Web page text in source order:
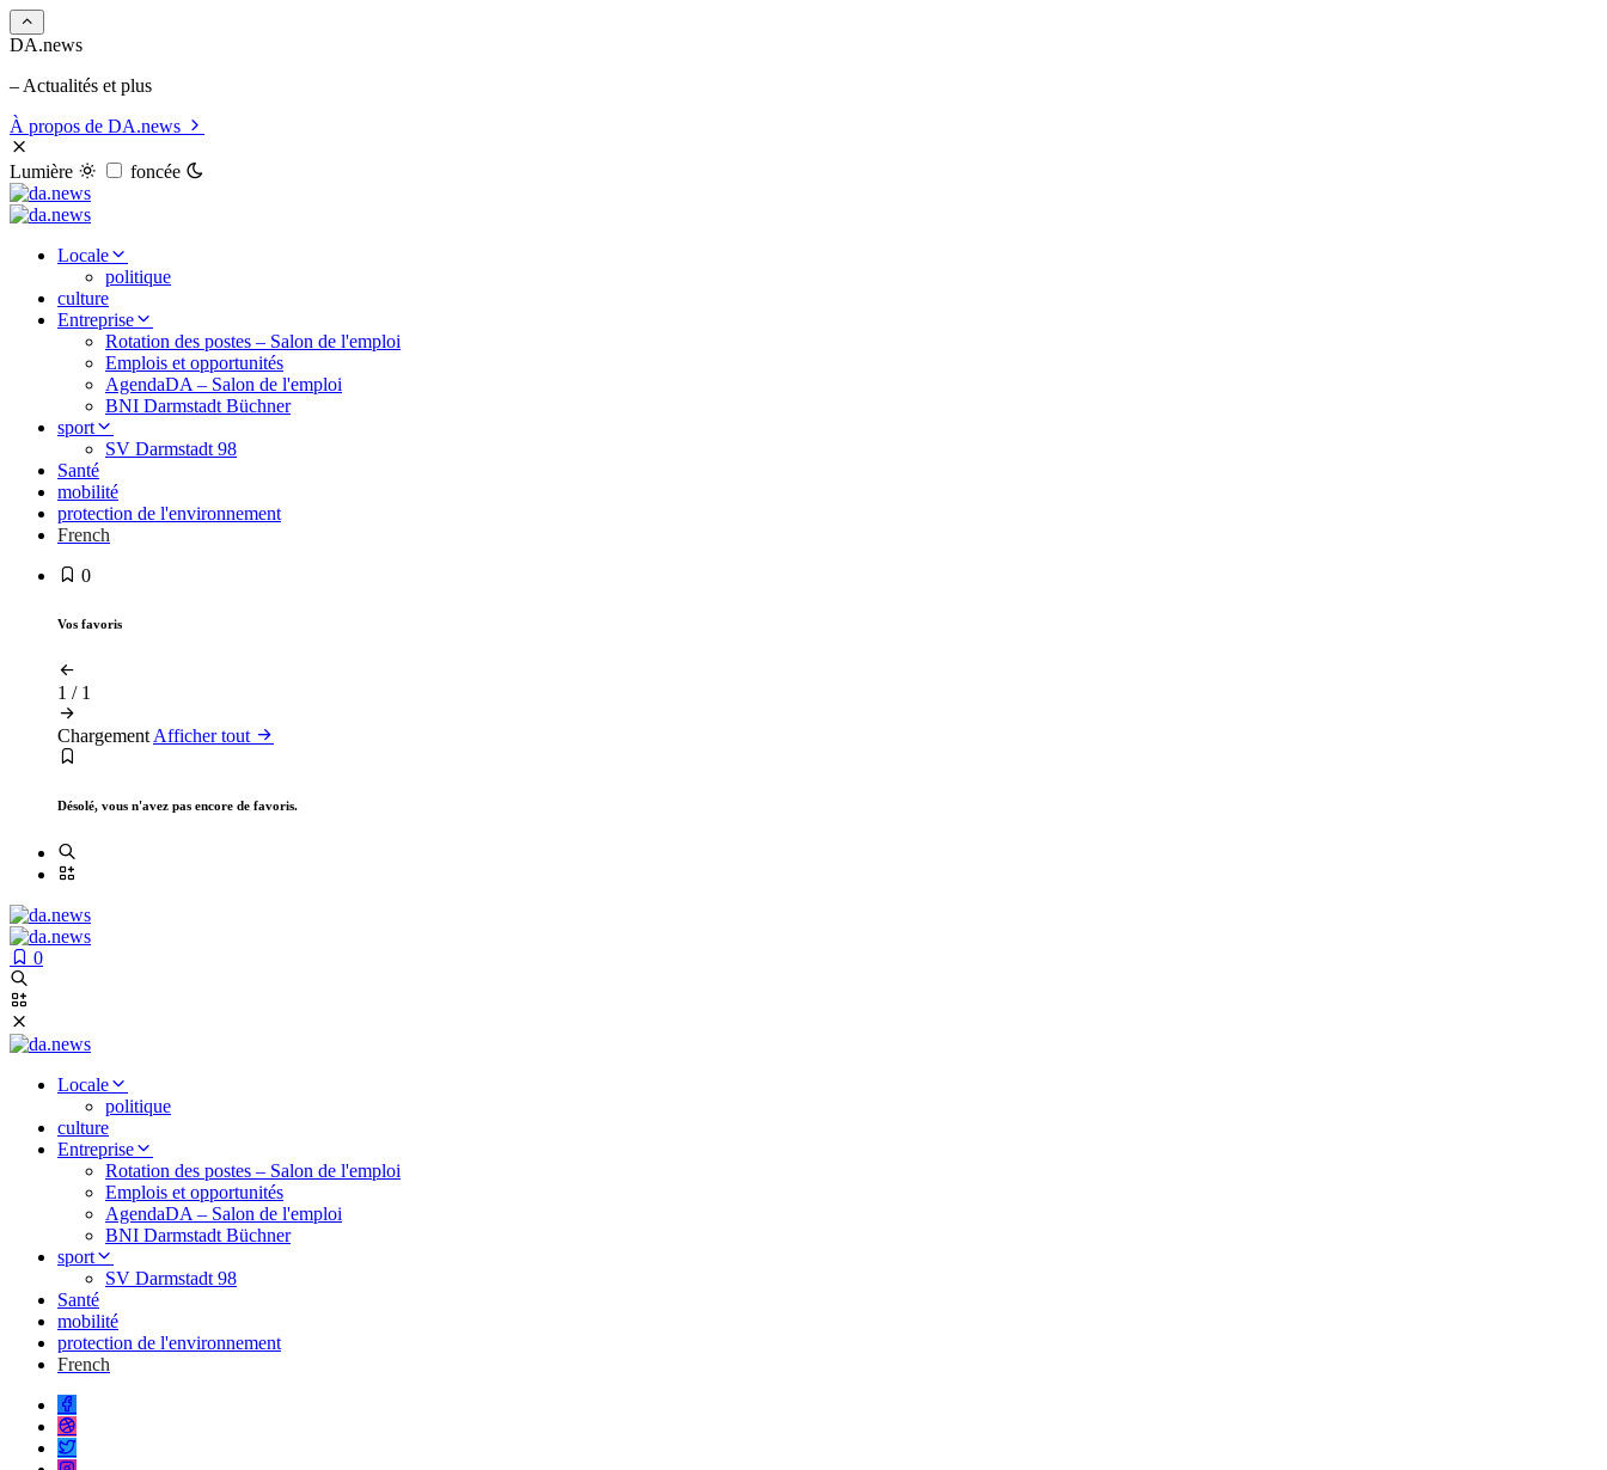
DA.news
– Actualités et plus
À propos de DA.news
Lumière foncée
Locale
politique
culture
Entreprise
Rotation des postes – Salon de l'emploi
Emplois et opportunités
AgendaDA – Salon de l'emploi
BNI Darmstadt Büchner
sport
SV Darmstadt 98
Santé
mobilité
protection de l'environnement
French
0
Vos favoris
1 / 1
Chargement Afficher tout
Désolé, vous n'avez pas encore de favoris.
0
Locale
politique
culture
Entreprise
Rotation des postes – Salon de l'emploi
Emplois et opportunités
AgendaDA – Salon de l'emploi
BNI Darmstadt Büchner
sport
SV Darmstadt 98
Santé
mobilité
protection de l'environnement
French